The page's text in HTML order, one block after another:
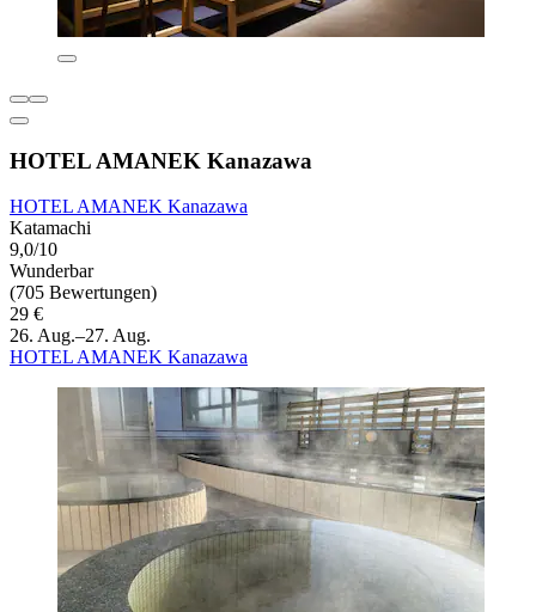
HOTEL AMANEK Kanazawa
HOTEL AMANEK Kanazawa
Katamachi
9,0/10
Wunderbar
(705 Bewertungen)
29 €
26. Aug.–27. Aug.
HOTEL AMANEK Kanazawa